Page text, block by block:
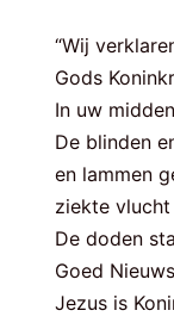
“Wij
Gods
In uw
De blinden
en lammen
ziekte
De doden
Goed
Jezus is